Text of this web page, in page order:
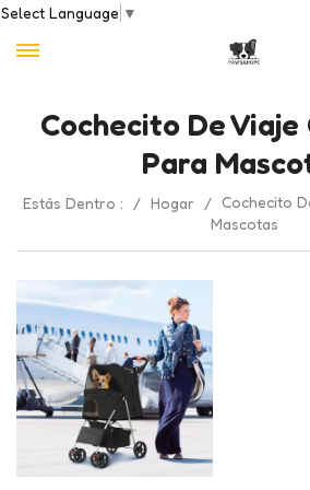
Select Language ▼
Cochecito De
Para
Estás Dentro : / Hogar /
Cochecito
Mascotas